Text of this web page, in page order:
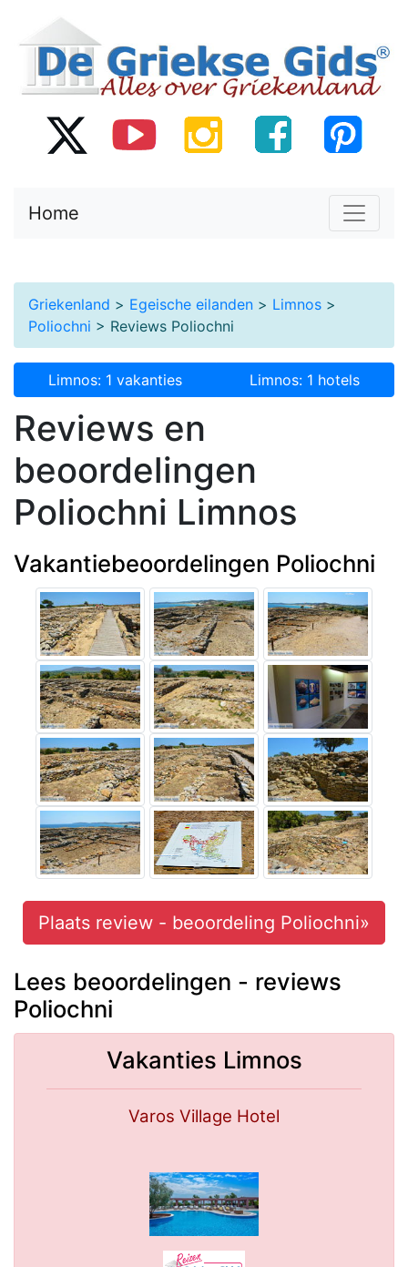
Home
Griekenland > Egeische eilanden > Limnos >
Poliochni > Reviews Poliochni
Limnos: 1 vakanties Limnos: 1 hotels
Reviews en
beoordelingen
Poliochni Limnos
Vakantiebeoordelingen Poliochni
Plaats review - beoordeling Poliochni»
Lees beoordelingen - reviews
Poliochni
Vakanties Limnos
Varos Village Hotel